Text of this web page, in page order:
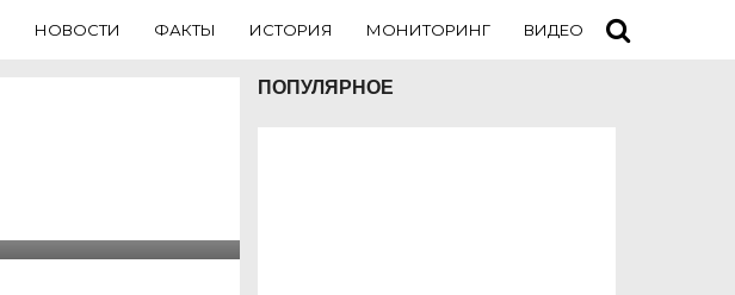
НОВОСТИ ФАКТЫ ИСТОРИЯ МОНИТОРИНГ ВИДЕО ТУРИСТАМ
ПОПУЛЯРНОЕ